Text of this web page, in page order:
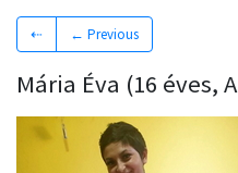
⇠ ← Previous
Mária Éva (16 éves,